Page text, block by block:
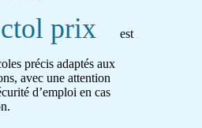
prix est
précis adaptés aux
avec une attention
d’emploi en cas